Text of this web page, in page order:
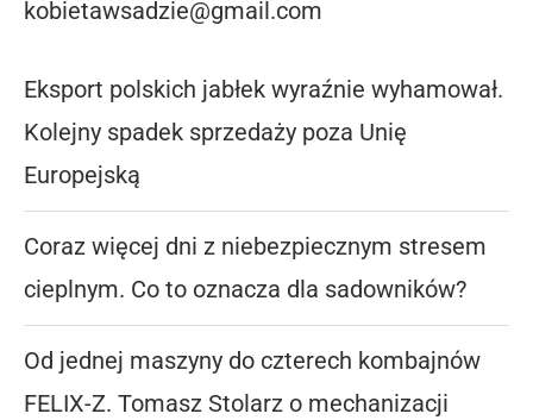
kobietawsadzie@gmail.com
Eksport polskich jabłek wyraźnie wyhamował.
Kolejny spadek sprzedaży poza Unię
Europejską
Coraz więcej dni z niebezpiecznym stresem
cieplnym. Co to oznacza dla sadowników?
Od jednej maszyny do czterech kombajnów
FELIX-Z. Tomasz Stolarz o mechanizacji